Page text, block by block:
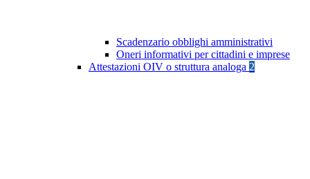
Scadenzario obblighi amministrativi
Oneri informativi per cittadini e imprese
Attestazioni OIV o struttura analoga 2